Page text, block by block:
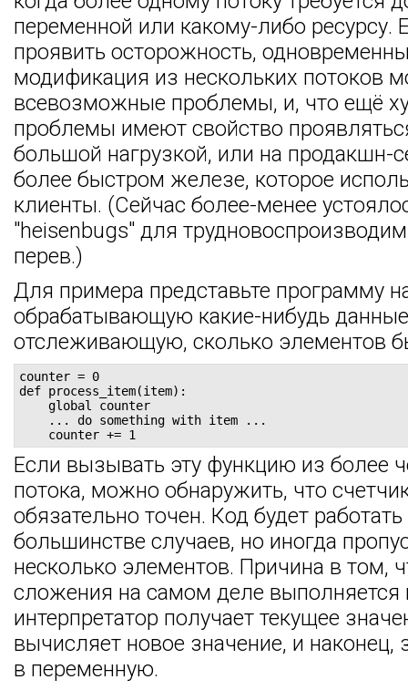
переменной или какому-либо ресурсу.
проявить осторожность,
модификация из нескольких потоков
всевозможные проблемы, и, что ещё
проблемы имеют свойство
большой нагрузкой, или на продакшн-
более быстром железе, которое
клиенты. (Сейчас более-менее
"heisenbugs" для
перев.)
Для примера представьте программу
обрабатывающую какие-нибудь
отслеживающую, сколько элементов
counter = 0
def process_item(item):
    global counter
    ... do something with item ...
    counter += 1
Если вызывать эту функцию из более
потока, можно обнаружить, что
обязательно точен. Код будет
большинстве случаев, но иногда
несколько элементов. Причина в том,
сложения на самом деле выполняется
интерпретатор получает текущее
вычисляет новое значение, и наконец,
в переменную.